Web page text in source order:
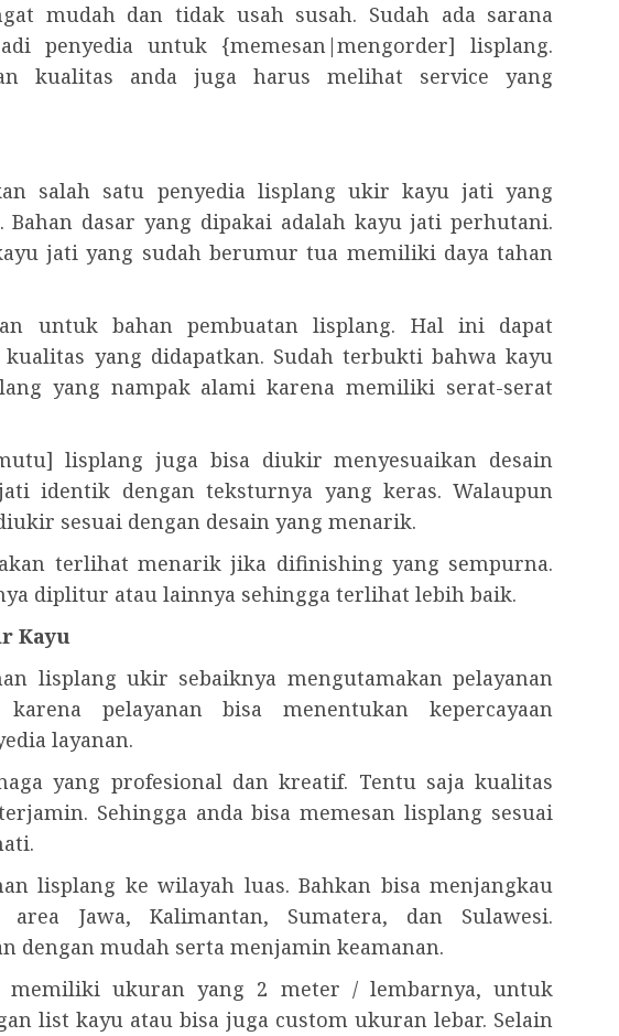
mudah dan tidak usah susah. Sudah ada sarana
penyedia untuk {memesan|mengorder] lisplang.
kualitas anda juga harus melihat service yang
salah satu penyedia lisplang ukir kayu jati yang
dasar yang dipakai adalah kayu jati perhutani.
jati yang sudah berumur tua memiliki daya tahan
untuk bahan pembuatan lisplang. Hal ini dapat
yang didapatkan. Sudah terbukti bahwa kayu
yang nampak alami karena memiliki serat-serat
lisplang juga bisa diukir menyesuaikan desain
identik dengan teksturnya yang keras. Walaupun
sesuai dengan desain yang menarik.
terlihat menarik jika difinishing yang sempurna.
diplitur atau lainnya sehingga terlihat lebih baik.
Kayu
lisplang ukir sebaiknya mengutamakan pelayanan
pelayanan bisa menentukan kepercayaan
layanan.
yang profesional dan kreatif. Tentu saja kualitas
Sehingga anda bisa memesan lisplang sesuai
lisplang ke wilayah luas. Bahkan bisa menjangkau
Jawa, Kalimantan, Sumatera, dan Sulawesi.
dengan mudah serta menjamin keamanan.
ukuran yang 2 meter / lembarnya, untuk
list kayu atau bisa juga custom ukuran lebar. Selain